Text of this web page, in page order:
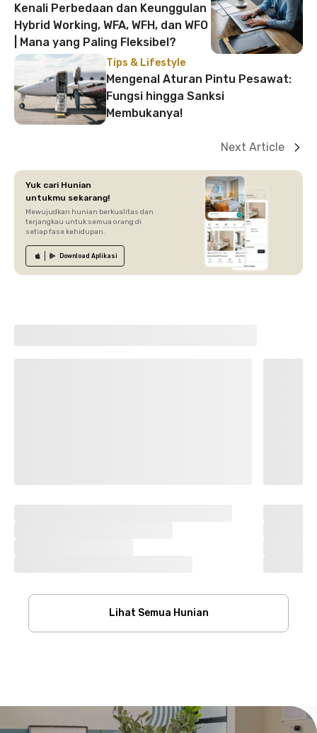
Kenali Perbedaan dan Keunggulan
Hybrid Working, WFA, WFH, dan WFO
| Mana yang Paling Fleksibel?
Tips & Lifestyle
Mengenal Aturan Pintu Pesawat:
Fungsi hingga Sanksi
Membukanya!
Next Article
Yuk cari Hunian
untukmu sekarang!
Mewujudkan hunian berkualitas dan
terjangkau untuk semua orang di
setiap fase kehidupan.
Download Aplikasi
Lihat Semua Hunian